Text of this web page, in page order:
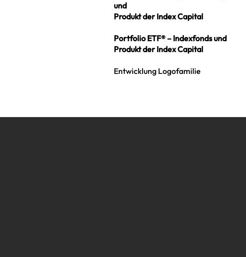
und
Produkt der ­Index Capital
Portfolio ETF® – Indexfonds und
Produkt der Index Capital
Entwicklung Logofamilie